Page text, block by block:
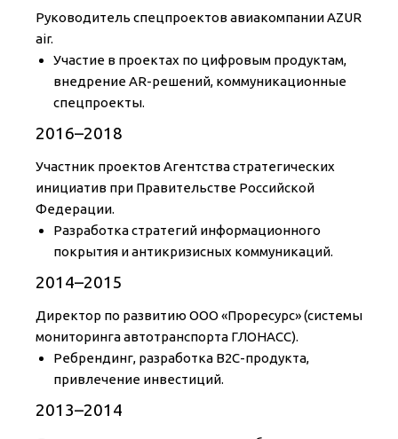
Руководитель спецпроектов авиакомпании AZUR
air.
Участие в проектах по цифровым продуктам,
внедрение AR-решений, коммуникационные
спецпроекты.
2016–2018
Участник проектов Агентства стратегических
инициатив при Правительстве Российской
Федерации.
Разработка стратегий информационного
покрытия и антикризисных коммуникаций.
2014–2015
Директор по развитию ООО «Проресурс» (системы
мониторинга автотранспорта ГЛОНАСС).
Ребрендинг, разработка B2C-продукта,
привлечение инвестиций.
2013–2014